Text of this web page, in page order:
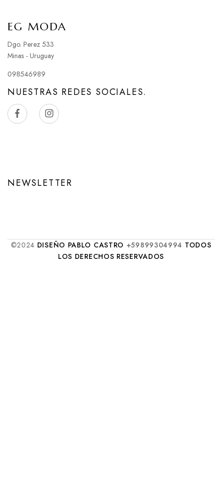
EG MODA
Dgo. Perez 533
Minas - Uruguay
098546989
NUESTRAS REDES SOCIALES.
NEWSLETTER
©2024 DISEÑO PABLO CASTRO +59899304994 TODOS
LOS DERECHOS RESERVADOS